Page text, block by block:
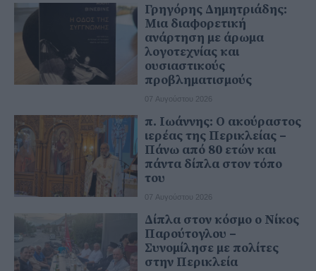
Γρηγόρης Δημητριάδης:
Μια διαφορετική
ανάρτηση με άρωμα
λογοτεχνίας και
ουσιαστικούς
προβληματισμούς
07 Αυγούστου 2026
π. Ιωάννης: Ο ακούραστος
ιερέας της Περικλείας –
Πάνω από 80 ετών και
πάντα δίπλα στον τόπο
του
07 Αυγούστου 2026
Δίπλα στον κόσμο ο Νίκος
Παρούτογλου –
Συνομίλησε με πολίτες
στην Περικλεία